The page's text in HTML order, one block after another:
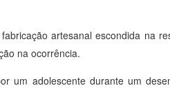
artesanal escondida na
na ocorrência.
um adolescente durante um